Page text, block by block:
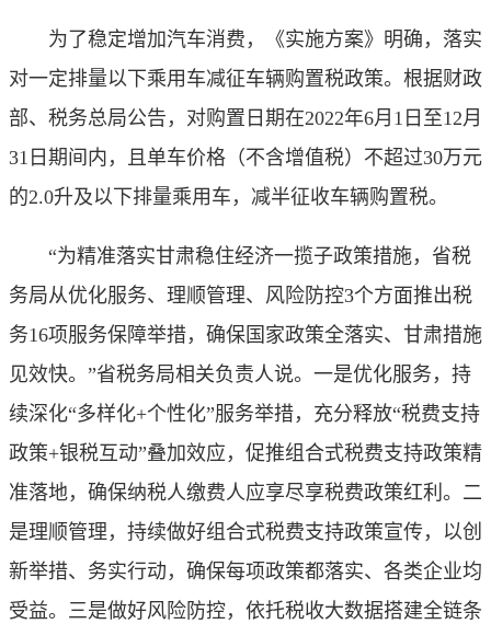
为了稳定增加汽车消费，《实施方案》明确，落实
对一定排量以下乘用车减征车辆购置税政策。根据财政
部、税务总局公告，对购置日期在2022年6月1日至12月
31日期间内，且单车价格（不含增值税）不超过30万元
的2.0升及以下排量乘用车，减半征收车辆购置税。
“为精准落实甘肃稳住经济一揽子政策措施，省税
务局从优化服务、理顺管理、风险防控3个方面推出税
务16项服务保障举措，确保国家政策全落实、甘肃措施
见效快。”省税务局相关负责人说。一是优化服务，持
续深化“多样化+个性化”服务举措，充分释放“税费支持
政策+银税互动”叠加效应，促推组合式税费支持政策精
准落地，确保纳税人缴费人应享尽享税费政策红利。二
是理顺管理，持续做好组合式税费支持政策宣传，以创
新举措、务实行动，确保每项政策都落实、各类企业均
受益。三是做好风险防控，依托税收大数据搭建全链条